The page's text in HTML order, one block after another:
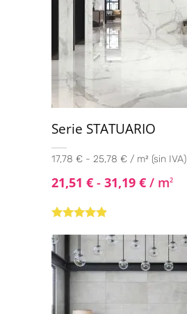
Serie STATUARIO
17,78 € - 25,78 € / m² (sin IVA)
21,51 € - 31,19 € / m2
con
de
5